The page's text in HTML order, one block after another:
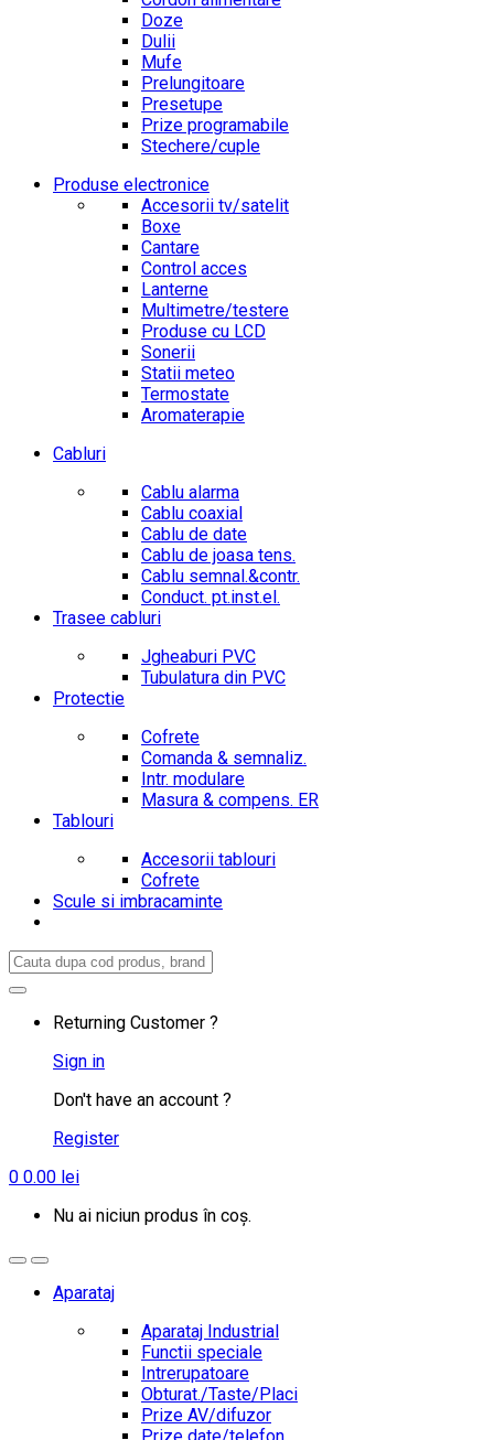
Doze
Dulii
Mufe
Prelungitoare
Presetupe
Prize programabile
Stechere/cuple
Produse electronice
Accesorii tv/satelit
Boxe
Cantare
Control acces
Lanterne
Multimetre/testere
Produse cu LCD
Sonerii
Statii meteo
Termostate
Aromaterapie
Cabluri
Cablu alarma
Cablu coaxial
Cablu de date
Cablu de joasa tens.
Cablu semnal.&contr.
Conduct. pt.inst.el.
Trasee cabluri
Jgheaburi PVC
Tubulatura din PVC
Protectie
Cofrete
Comanda & semnaliz.
Intr. modulare
Masura & compens. ER
Tablouri
Accesorii tablouri
Cofrete
Scule si imbracaminte
Search
Returning Customer ?
Sign in
Don't have an account ?
Register
0 0.00 lei
Nu ai niciun produs în coș.
Aparataj
Aparataj Industrial
Functii speciale
Intrerupatoare
Obturat./Taste/Placi
Prize AV/difuzor